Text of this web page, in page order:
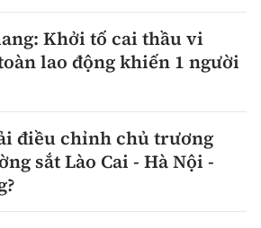
Khởi tố cai thầu vi
lao động khiến 1 người
điều chỉnh chủ trương
sắt Lào Cai - Hà Nội -